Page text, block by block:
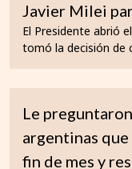
Javier Milei
El Presidente abrió
tomó la decisión de
Le
argentinas que
fin de mes y